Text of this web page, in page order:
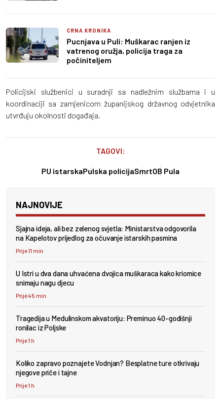
CRNA KRONIKA
Pucnjava u Puli: Muškarac ranjen iz
vatrenog oružja, policija traga za
počiniteljem
Policijski službenici u suradnji sa nadležnim službama i u
koordinaciji sa zamjenicom županijskog državnog odvjetnika
utvrđuju okolnosti događaja.
TAGOVI:
PU istarskaPulska policijaSmrtOB Pula
NAJNOVIJE
Sjajna ideja, ali bez zelenog svjetla: Ministarstva odgovorila
na Kapelotov prijedlog za očuvanje istarskih pasmina
Prije 11 min
U Istri u dva dana uhvaćena dvojica muškaraca kako kriomice
snimaju nagu djecu
Prije 45 min
Tragedija u Medulinskom akvatoriju: Preminuo 40-godišnji
ronilac iz Poljske
Prije 1 h
Koliko zapravo poznajete Vodnjan? Besplatne ture otkrivaju
njegove priče i tajne
Prije 1 h